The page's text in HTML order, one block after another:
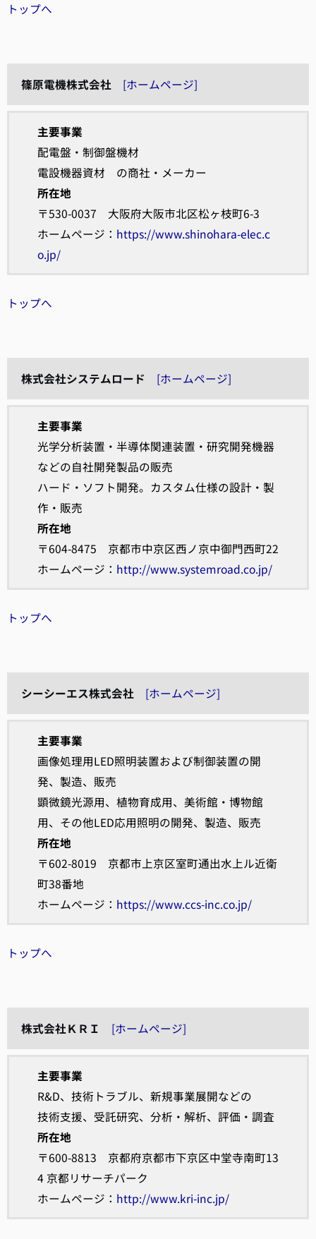
トップへ
篠原電機株式会社 [ホームページ]
主要事業
配電盤・制御盤機材
電設機器資材 の商社・メーカー
所在地
〒530-0037 大阪府大阪市北区松ヶ枝町6-3
ホームページ： https://www.shinohara-elec.c
o.jp/
トップへ
株式会社システムロード [ホームページ]
主要事業
光学分析装置・半導体関連装置・研究開発機器
などの自社開発製品の販売
ハード・ソフト開発。カスタム仕様の設計・製
作・販売
所在地
〒604-8475 京都市中京区西ノ京中御門西町22
ホームページ： http://www.systemroad.co.jp/
トップへ
シーシーエス株式会社 [ホームページ]
主要事業
画像処理用LED照明装置および制御装置の開
発、製造、販売
顕微鏡光源用、植物育成用、美術館・博物館
用、その他LED応用照明の開発、製造、販売
所在地
〒602-8019 京都市上京区室町通出水上ル近衛
町38番地
ホームページ： https://www.ccs-inc.co.jp/
トップへ
株式会社ＫＲＩ [ホームページ]
主要事業
R&D、技術トラブル、新規事業展開などの
技術支援、受託研究、分析・解析、評価・調査
所在地
〒600-8813 京都府京都市下京区中堂寺南町13
4 京都リサーチパーク
ホームページ： http://www.kri-inc.jp/